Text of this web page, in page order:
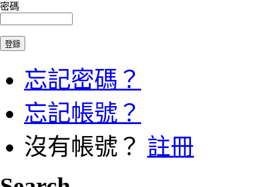
密碼
忘記密碼？
忘記帳號？
沒有帳號？ 註冊